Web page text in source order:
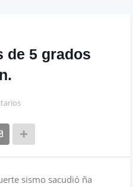
de 5 grados
sismo sacudió ña